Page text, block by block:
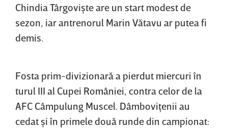
Chindia Târgovişte are un start modest de
sezon, iar antrenorul Marin Vătavu ar putea fi
demis.
Fosta prim-divizionară a pierdut miercuri în
turul III al Cupei României, contra celor de la
AFC Câmpulung Muscel. Dâmboviţenii au
cedat şi în primele două runde din campionat: